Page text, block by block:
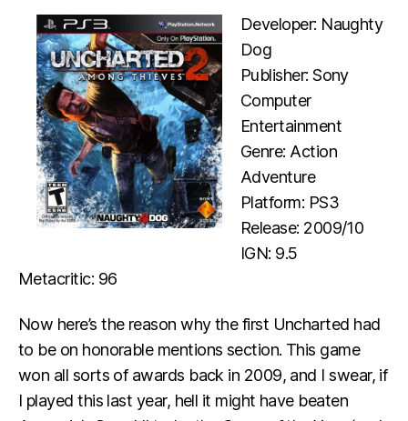
Developer: Naughty
Dog
Publisher: Sony
Computer
Entertainment
Genre: Action
Adventure
Platform: PS3
Release: 2009/10
IGN: 9.5
Metacritic: 96
Now here’s the reason why the first Uncharted had
to be on honorable mentions section. This game
won all sorts of awards back in 2009, and I swear, if
I played this last year, hell it might have beaten